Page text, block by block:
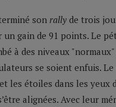
son rally de trois
un gain de 91 points. Le
à des niveaux
se soient enfuis.
les étoiles dans les yeux
alignées. Avec leur